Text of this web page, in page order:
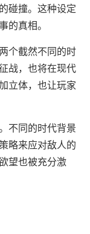
碰撞。这种设定
的真相。
个截然不同的时
战，也将在现代
立体，也让玩家
不同的时代背景
略来应对敌人的
望也被充分激